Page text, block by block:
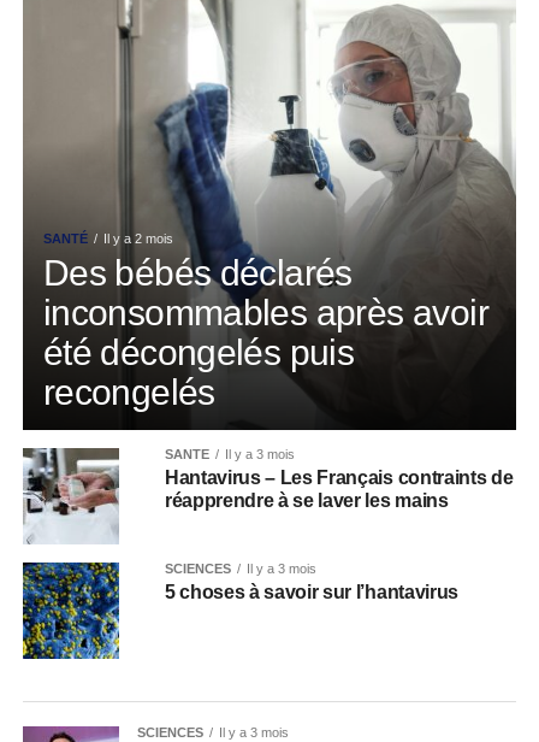
SANTÉ Il y a 2 mois
Des bébés déclarés
inconsommables après avoir
été décongelés puis
recongelés
SANTÉ Il y a 3 mois
Hantavirus – Les Français contraints de
réapprendre à se laver les mains
SCIENCES Il y a 3 mois
5 choses à savoir sur l’hantavirus
SCIENCES Il y a 3 mois